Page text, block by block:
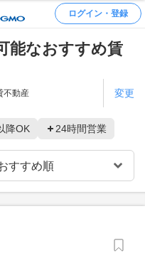
ログイン・登録
能なおすすめ賃
不動産 変更
降OK 24時間営業